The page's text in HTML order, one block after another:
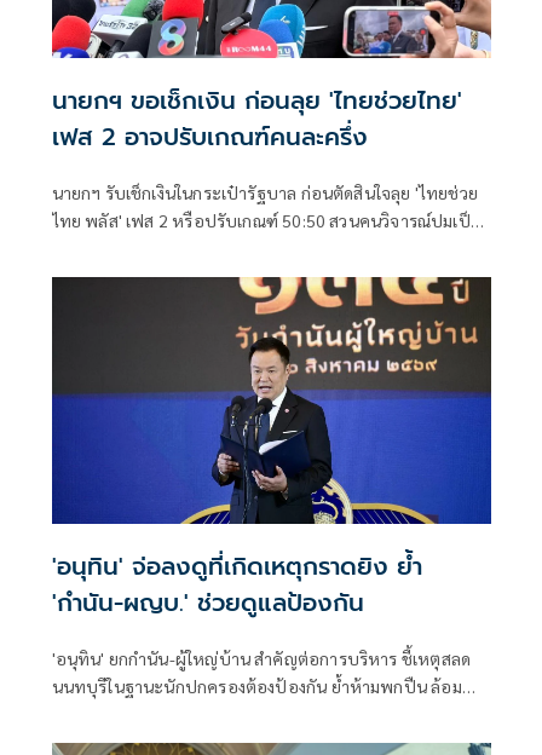
นายกฯ ขอเช็กเงิน ก่อนลุย 'ไทยช่วยไทย'
เฟส 2 อาจปรับเกณฑ์คนละครึ่ง
นายกฯ รับเช็กเงินในกระเป๋ารัฐบาล ก่อนตัดสินใจลุย 'ไทยช่วย
ไทย พลัส' เฟส 2 หรือปรับเกณฑ์ 50:50 สวนคนวิจารณ์ปมเป็น
แข็งแรง
'อนุทิน' จ่อลงดูที่เกิดเหตุกราดยิง ย้ำ
'กำนัน-ผญบ.' ช่วยดูแลป้องกัน
'อนุทิน' ยกกำนัน-ผู้ใหญ่บ้าน สำคัญต่อการบริหาร ชี้เหตุสลด
นนทบุรีในฐานะนักปกครองต้องป้องกัน ย้ำห้ามพกปืน ล้อม
ที่เกิดเหตุ